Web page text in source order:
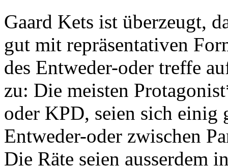
Gaard Kets ist überzeugt,
gut mit repräsentativen
des Entweder-oder treffe
zu: Die meisten
oder KPD, seien sich einig
Entweder-oder zwischen
Die Räte seien ausserdem